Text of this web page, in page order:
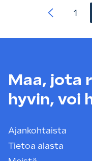
Artikkelien
1
Maa, jota
hyvin, voi
Ajankohtaista
Tietoa alasta